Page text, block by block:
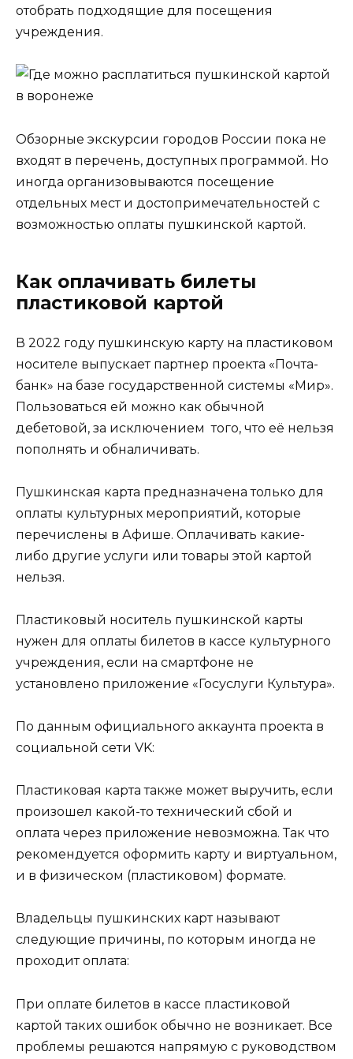
отобрать подходящие для посещения
учреждения.
Обзорные экскурсии городов России пока не
входят в перечень, доступных программой. Но
иногда организовываются посещение
отдельных мест и достопримечательностей с
возможностью оплаты пушкинской картой.
Как оплачивать билеты
пластиковой картой
В 2022 году пушкинскую карту на пластиковом
носителе выпускает партнер проекта «Почта-
банк» на базе государственной системы «Мир».
Пользоваться ей можно как обычной
дебетовой, за исключением того, что её нельзя
пополнять и обналичивать.
Пушкинская карта предназначена только для
оплаты культурных мероприятий, которые
перечислены в Афише. Оплачивать какие-
либо другие услуги или товары этой картой
нельзя.
Пластиковый носитель пушкинской карты
нужен для оплаты билетов в кассе культурного
учреждения, если на смартфоне не
установлено приложение «Госуслуги Культура».
По данным официального аккаунта проекта в
социальной сети VK:
Пластиковая карта также может выручить, если
произошел какой-то технический сбой и
оплата через приложение невозможна. Так что
рекомендуется оформить карту и виртуальном,
и в физическом (пластиковом) формате.
Владельцы пушкинских карт называют
следующие причины, по которым иногда не
проходит оплата:
При оплате билетов в кассе пластиковой
картой таких ошибок обычно не возникает. Все
проблемы решаются напрямую с руководством